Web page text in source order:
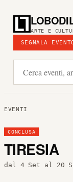
ARTE E
SEGNALA
EVENTI
CONCLUSA
TIRESIA
dal 4 Set al 20